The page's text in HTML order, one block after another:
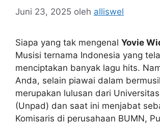
Juni 23, 2025 oleh alliswel
Siapa yang tak mengenal Yovie
Musisi ternama Indonesia yang
menciptakan banyak lagu hits.
Anda, selain piawai dalam
merupakan lulusan dari
(Unpad) dan saat ini menjabat
Komisaris di perusahaan BUMN,